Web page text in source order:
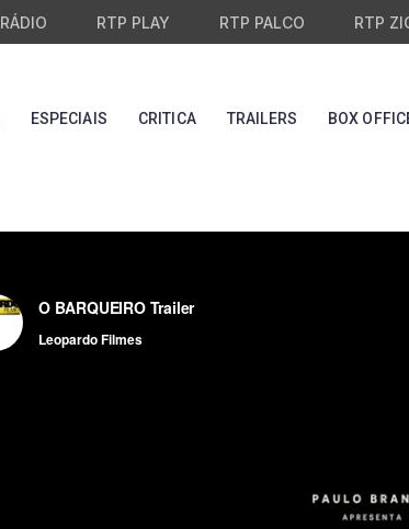
RÁDIO RTP PLAY RTP PALCO RTP
ESPECIAIS CRITICA TRAILERS BOX